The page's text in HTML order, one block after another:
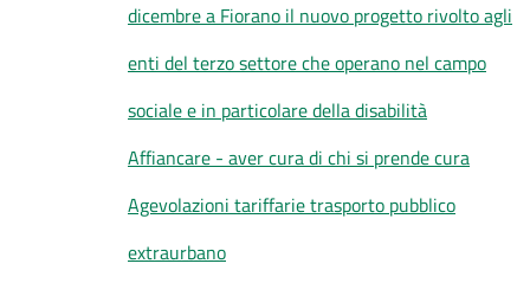
dicembre a Fiorano il nuovo progetto rivolto agli
enti del terzo settore che operano nel campo
sociale e in particolare della disabilità
Affiancare - aver cura di chi si prende cura
Agevolazioni tariffarie trasporto pubblico
extraurbano